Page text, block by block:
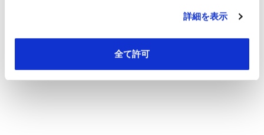
詳細を表示
全て許可